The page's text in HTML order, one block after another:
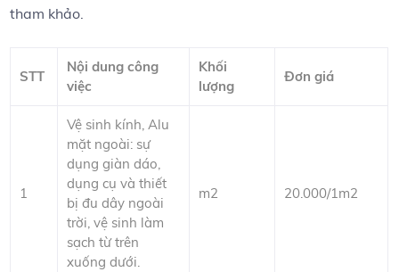
tham khảo.
STT
Nội dung công
việc
Khối
lượng
Đơn giá
1
Vệ sinh kính, Alu
mặt ngoài: sự
dụng giàn dáo,
dụng cụ và thiết
bị đu dây ngoài
trời, vệ sinh làm
sạch từ trên
xuống dưới.
m2 20.000/1m2